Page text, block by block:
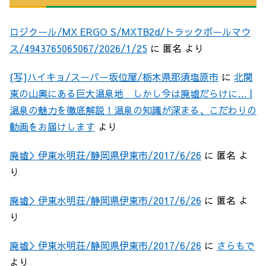
ロジクール/MX ERGO S/MXTB2d/トラックボールマウ
ス/4943765065067/2026/1/25 に 匿名 より
{写}ハイキョ/スーパー坂位屋/栃木県那須塩原市 に 北関
東の山奥にある巨大温泉地 しかし今は廃墟だらけに… |
温泉の魅力を徹底解説！温泉の知識が深まる、こだわりの
動画をお届けします より
廃墟＞伊東水明荘/静岡県伊東市/2017/6/26 に 匿名 よ
り
廃墟＞伊東水明荘/静岡県伊東市/2017/6/26 に 匿名 よ
り
廃墟＞伊東水明荘/静岡県伊東市/2017/6/26 に さらもで
より